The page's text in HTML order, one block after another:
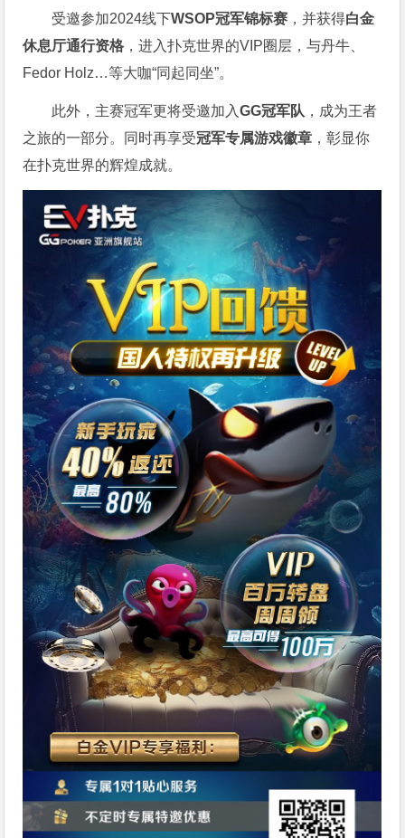
受邀参加2024线下WSOP冠军锦标赛 ，并获得白金
休息厅通行资格 ，进入扑克世界的VIP圈层，与丹牛、
Fedor Holz…等大咖“同起同坐”。
此外，主赛冠军更将受邀加入GG冠军队 ，成为王者
之旅的一部分。同时再享受冠军专属游戏徽章 ，彰显你
在扑克世界的辉煌成就。